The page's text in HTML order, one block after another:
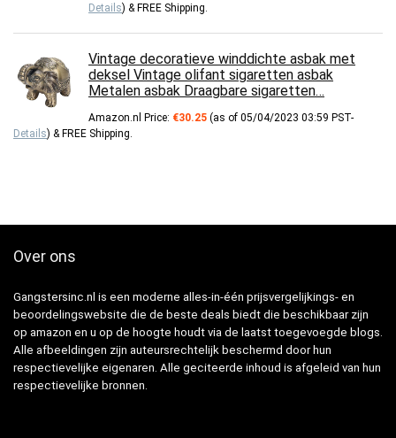
Details) & FREE Shipping.
Vintage decoratieve winddichte asbak met
deksel Vintage olifant sigaretten asbak
Metalen asbak Draagbare sigaretten…
Amazon.nl Price: €30.25 (as of 05/04/2023 03:59 PST-
Details) & FREE Shipping.
Over ons
Gangstersinc.nl is een moderne alles-in-één prijsvergelijkings- en
beoordelingswebsite die de beste deals biedt die beschikbaar zijn
op amazon en u op de hoogte houdt via de laatst toegevoegde blogs.
Alle afbeeldingen zijn auteursrechtelijk beschermd door hun
respectievelijke eigenaren. Alle geciteerde inhoud is afgeleid van hun
respectievelijke bronnen.